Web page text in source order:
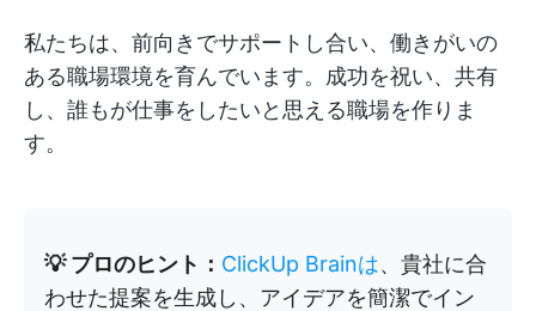
私たちは、前向きでサポートし合い、働きがいの
ある職場環境を育んでいます。成功を祝い、共有
し、誰もが仕事をしたいと思える職場を作りま
す。
💡 プロのヒント： ClickUp Brainは、貴社に合
わせた提案を生成し、アイデアを簡潔でイン